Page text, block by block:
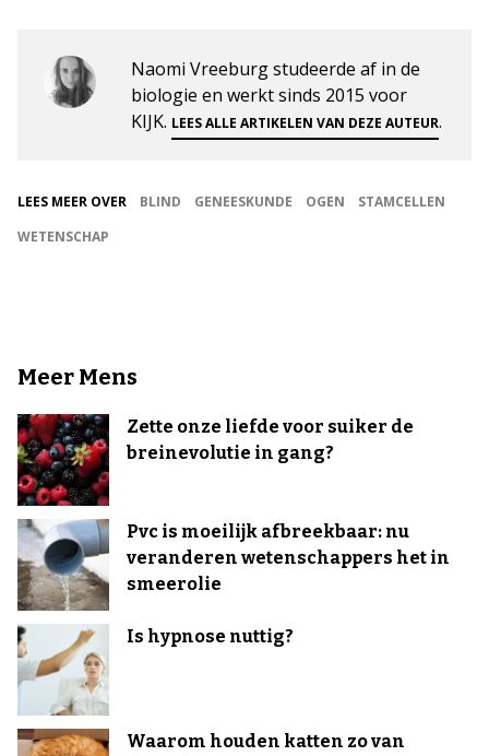
Naomi Vreeburg studeerde af in de
biologie en werkt sinds 2015 voor
KIJK. LEES ALLE ARTIKELEN VAN DEZE AUTEUR.
LEES MEER OVER BLIND GENEESKUNDE OGEN
STAMCELLEN
WETENSCHAP
Meer Mens
Zette onze liefde voor suiker de
breinevolutie in gang?
Pvc is moeilijk afbreekbaar: nu
veranderen wetenschappers het in
smeerolie
Is hypnose nuttig?
Waarom houden katten zo van